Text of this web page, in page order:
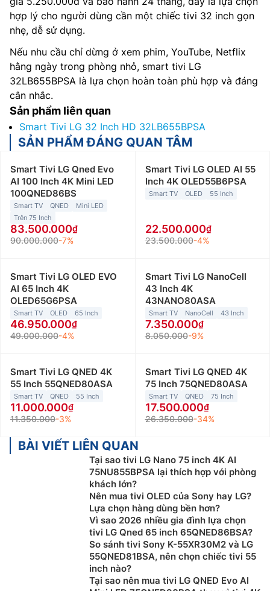
hợp lý cho người dùng cần một chiếc tivi 32 inch gọn
nhẹ, dễ sử dụng.
Nếu nhu cầu chỉ dừng ở xem phim, YouTube, Netflix
hằng ngày trong phòng nhỏ, smart tivi LG
32LB655BPSA là lựa chọn hoàn toàn phù hợp và đáng
cân nhắc.
Sản phẩm liên quan
Smart Tivi LG 32 Inch HD 32LB655BPSA
SẢN PHẨM ĐÁNG QUAN TÂM
Smart Tivi LG Qned Evo
AI 100 Inch 4K Mini LED
100QNED86BS
Smart TV QNED
Mini LED
Trên 75 Inch
83.500.000
90.000.000-7%
Smart Tivi LG OLED AI 55
Inch 4K OLED55B6PSA
Smart TV OLED 55 Inch
22.500.000
23.500.000-4%
Smart Tivi LG OLED EVO
AI 65 Inch 4K
OLED65G6PSA
Smart TV OLED 65 Inch
46.950.000
49.000.000-4%
Smart Tivi LG NanoCell
43 Inch 4K
43NANO80ASA
Smart TV NanoCell 43 Inch
7.350.000
8.050.000-9%
Smart Tivi LG QNED 4K
55 Inch 55QNED80ASA
Smart TV QNED 55 Inch
11.000.000
11.350.000-3%
Smart Tivi LG QNED 4K
75 Inch 75QNED80ASA
Smart TV QNED 75 Inch
17.500.000
26.350.000-34%
BÀI VIẾT LIÊN QUAN
Tại sao tivi LG Nano 75 inch 4K AI
75NU855BPSA lại thích hợp với phòng
khách lớn?
Nên mua tivi OLED của Sony hay LG?
Lựa chọn hàng dùng bền hơn?
Vì sao 2026 nhiều gia đình lựa chọn
tivi LG Qned 65 inch 65QNED86BSA?
So sánh tivi Sony K-55XR30M2 và LG
55QNED81BSA, nên chọn chiếc tivi 55
inch nào?
Tại sao nên mua tivi LG QNED Evo AI